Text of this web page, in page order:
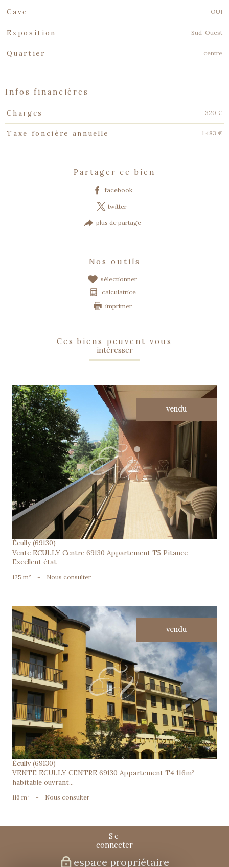
Cave OUI
Exposition Sud-Ouest
Quartier centre
infos financières
Caractéristiques
Charges 320 €
Taxe foncière annuelle 1 483 €
partager ce bien
facebook
twitter
plus de partage
nos outils
sélectionner
calculatrice
imprimer
ces biens peuvent vous
intéresser
vendu
voir le bien
Écully (69130)
Vente ECULLY Centre 69130 Appartement T5 Pitance
Excellent état
125 m² - Nous consulter
vendu
voir le bien
Écully (69130)
VENTE ECULLY CENTRE 69130 Appartement T4 116m²
habitable ouvrant...
116 m² - Nous consulter
se
connecter
espace propriétaire